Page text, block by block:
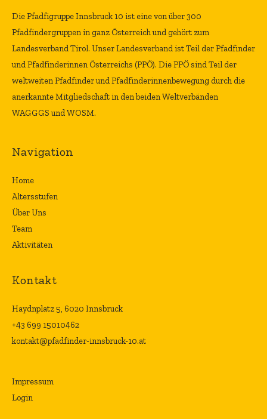
Die Pfadfigruppe Innsbruck 10 ist eine von über 300
Pfadfindergruppen in ganz Österreich und gehört zum
Landesverband Tirol. Unser Landesverband ist Teil der Pfadfinder
und Pfadfinderinnen Österreichs (PPÖ). Die PPÖ sind Teil der
weltweiten Pfadfinder und Pfadfinderinnenbewegung durch die
anerkannte Mitgliedschaft in den beiden Weltverbänden
WAGGGS und WOSM.
Navigation
Home
Altersstufen
Über Uns
Team
Aktivitäten
Kontakt
Haydnplatz 5, 6020 Innsbruck
+43 699 15010462
kontakt@pfadfinder-innsbruck-10.at
Impressum
Login